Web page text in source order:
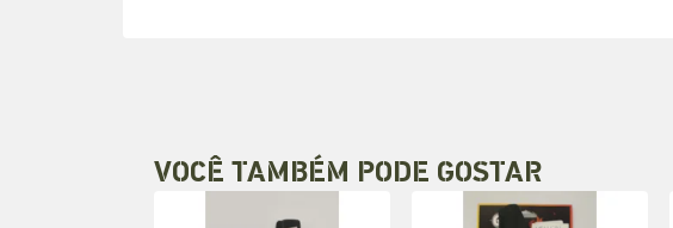
VOCÊ TAMBÉM PODE GOSTAR